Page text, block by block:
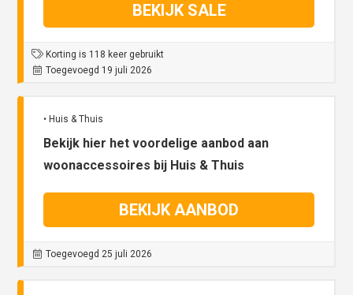
BEKIJK SALE
Korting is 118 keer gebruikt
Toegevoegd 19 juli 2026
• Huis & Thuis
Bekijk hier het voordelige aanbod aan
woonaccessoires bij Huis & Thuis
BEKIJK AANBOD
Toegevoegd 25 juli 2026